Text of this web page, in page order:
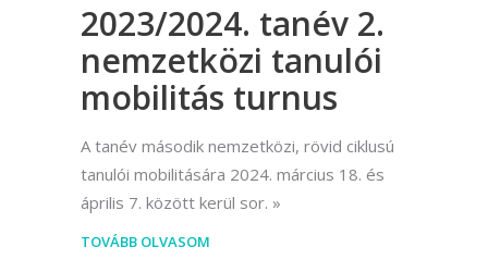
2023/2024. tanév 2.
nemzetközi tanulói
mobilitás turnus
A tanév második nemzetközi, rövid ciklusú
tanulói mobilitására 2024. március 18. és
április 7. között kerül sor.
TOVÁBB OLVASOM